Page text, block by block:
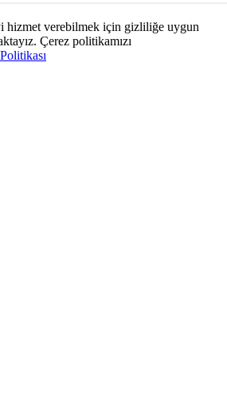
hizmet verebilmek için gizliliğe uygun
Çerez politikamızı